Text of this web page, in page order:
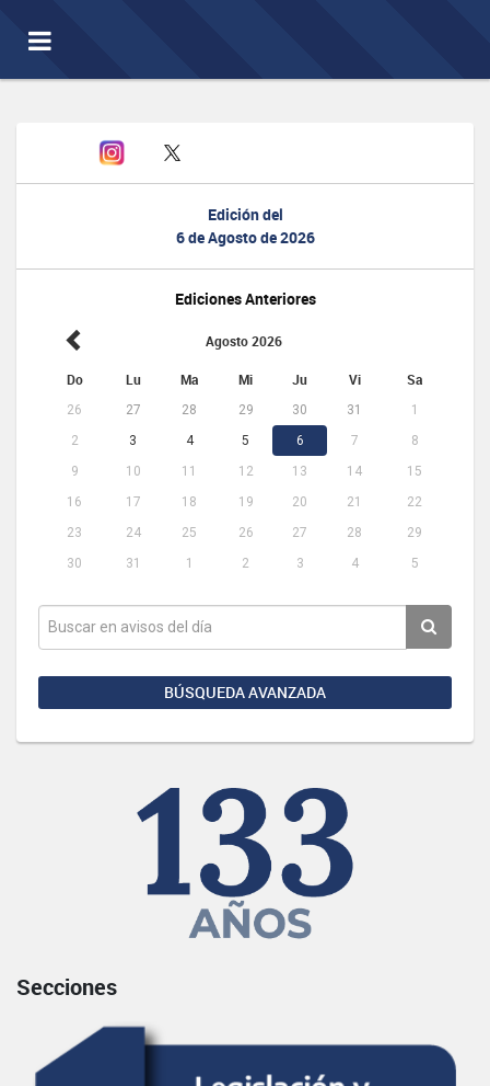
Toggle
navigation
Edición del
6 de Agosto de 2026
Ediciones Anteriores
Agosto 2026
Do Lu Ma Mi Ju Vi Sa
26 27 28 29 30 31
1
2
3 4 5 6 7
8
9
10 11 12 13 14
15
16
17 18 19 20 21
22
23
24 25 26 27 28
29
30
31 1 2 3 4 5
BÚSQUEDA AVANZADA
Secciones